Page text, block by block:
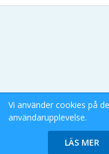
Vi använder cookies på
användarupplevelse.